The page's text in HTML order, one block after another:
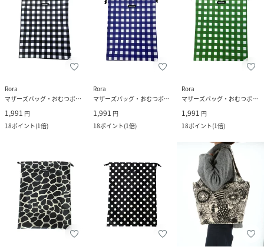
Rora
マザーズバッグ・おむつポーチ
1,991 円
18ポイント(1倍)
Rora
マザーズバッグ・おむつポーチ
1,991 円
18ポイント(1倍)
Rora
マザーズバッグ・おむつポーチ
1,991 円
18ポイント(1倍)